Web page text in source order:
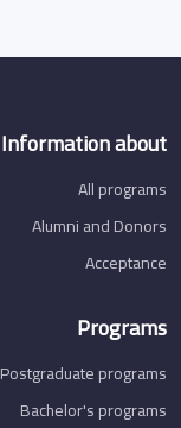
Information about
All programs
Alumni and Donors
Acceptance
Programs
Postgraduate programs
Bachelor's programs